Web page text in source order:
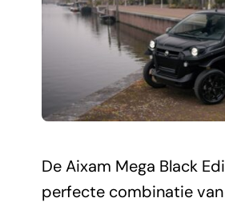
De Aixam Mega Black
perfecte combinatie